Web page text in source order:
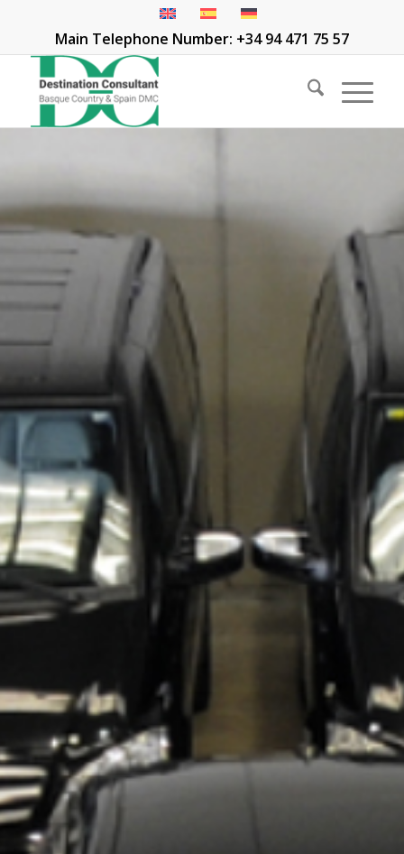
Main Telephone Number: +34 94 471 75 57